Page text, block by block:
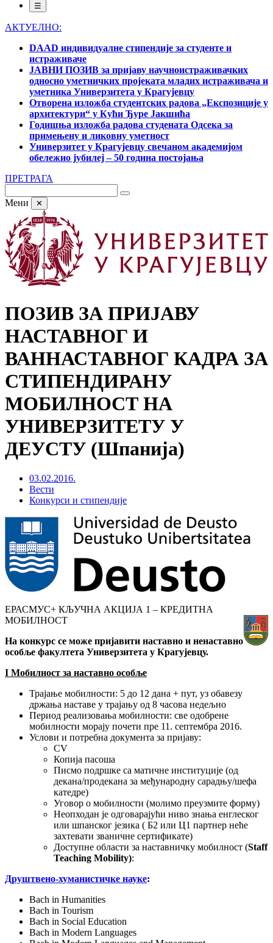
☰
АКТУЕЛНО:
DAAD индивидуалне стипендије за студенте и
истраживаче
ЈАВНИ ПОЗИВ за пријаву научноистраживачких
односно уметничких пројеката младих истраживача и
уметника Универзитета у Крагујевцу
Отворена изложба студентских радова „Експозиције у
архитектури“ у Кући Ђуре Јакшића
Годишња изложба радова студената Одсека за
примењену и ликовну уметност
Универзитет у Крагујевцу свечаном академијом
обележио јубилеј – 50 година постојања
ПРЕТРАГА
Мени ✕
ПОЗИВ ЗА ПРИЈАВУ
НАСТАВНОГ И
ВАННАСТАВНОГ КАДРА ЗА
СТИПЕНДИРАНУ
МОБИЛНОСТ НА
УНИВЕРЗИТЕТУ У
ДЕУСТУ (Шпанија)
03.02.2016.
Вести
Конкурси и стипендије
ЕРАСМУС+ КЉУЧНА АКЦИЈА 1 – КРЕДИТНА
МОБИЛНОСТ
На конкурс се може пријавити наставно и ненаставно
особље факултета Универзитета у Крагујевцу.
I Мобилност за наставно особље
Трајање мобилности: 5 до 12 дана + пут, уз обавезу
држања наставе у трајању од 8 часова недељно
Период реализовања мобилности: све одобрене
мобилности морају почети пре 11. септембра 2016.
Услови и потребна документа за пријаву:
CV
Копија пасоша
Писмо подршке са матичне институције (од
декана/продекана за међународну сарадњу/шефа
катедре)
Уговор о мобилности (молимо преузмите форму)
Неопходан је одговарајући ниво знања енглеског
или шпанског језика ( Б2 или Ц1 партнер неће
захтевати званичне сертификате)
Доступне области за наставничку мобилност (Staff
Teaching Mobility):
Друштвено-хуманистичке науке:
Bach in Humanities
Bach in Tourism
Bach in Social Education
Bach in Modern Languages